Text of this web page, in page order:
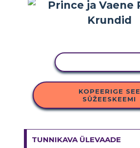
KOPEERIGE SEE
SÜŽEESKEEMI
TUNNIKAVA ÜLEVAADE